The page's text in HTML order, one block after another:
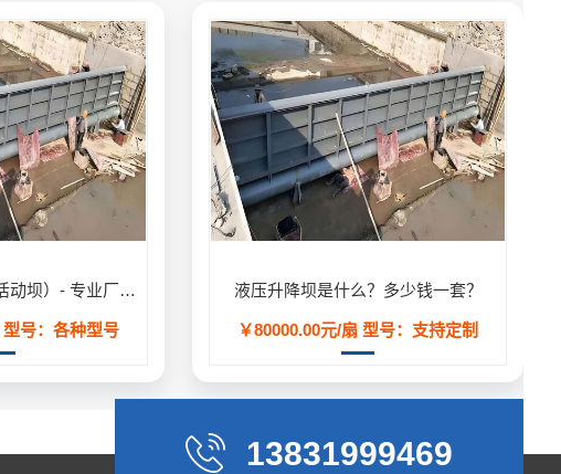
液压升降坝（液压活动坝）- 专业厂家定制生产,用于河道/防汛工程
型号：各种型号
液压升降坝是什么？多少钱一套？
￥80000.00元/扇型号：支持定制
13831999469